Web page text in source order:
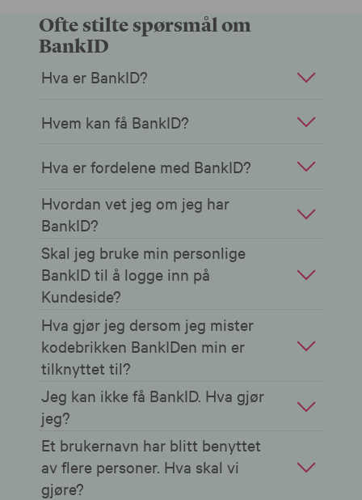
Ofte stilte spørsmål om
BankID
Hva er BankID?
Hvem kan få BankID?
Hva er fordelene med BankID?
Hvordan vet jeg om jeg har
BankID?
Skal jeg bruke min personlige
BankID til å logge inn på
Kundeside?
Hva gjør jeg dersom jeg mister
kodebrikken BankIDen min er
tilknyttet til?
Jeg kan ikke få BankID. Hva gjør
jeg?
Et brukernavn har blitt benyttet
av flere personer. Hva skal vi
gjøre?